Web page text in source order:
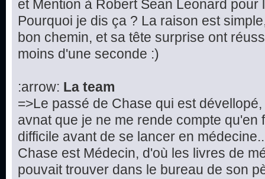
et Mention à Robert Sean Leonard pour
Pourquoi je dis ça ? La raison est
bon chemin, et sa tête surprise ont
moins d'une seconde :)
:arrow: La team
=>Le passé de Chase qui est
avnat que je ne me rende compte qu'en
difficile avant de se lancer en
Chase est Médecin, d'où les livres de
pouvait trouver dans le bureau de son